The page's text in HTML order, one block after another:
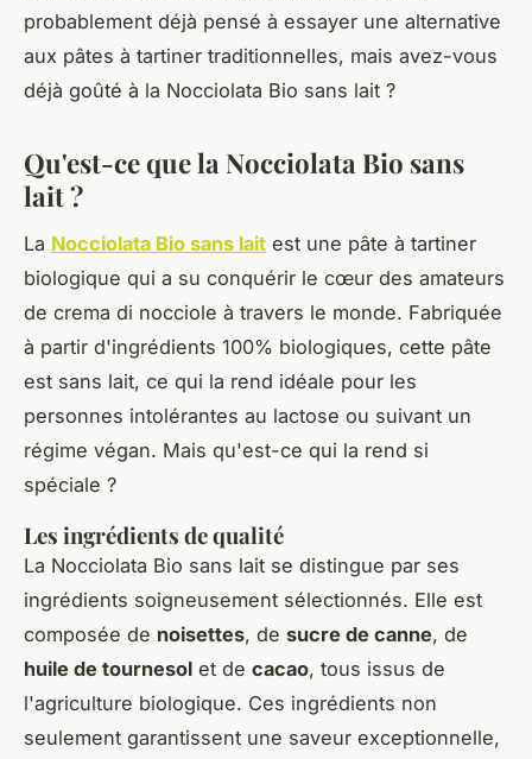
probablement déjà pensé à essayer une alternative
aux pâtes à tartiner traditionnelles, mais avez-vous
déjà goûté à la Nocciolata Bio sans lait ?
Qu'est-ce que la Nocciolata Bio sans
lait ?
La Nocciolata Bio sans lait est une pâte à tartiner
biologique qui a su conquérir le cœur des amateurs
de crema di nocciole à travers le monde. Fabriquée
à partir d'ingrédients 100% biologiques, cette pâte
est sans lait, ce qui la rend idéale pour les
personnes intolérantes au lactose ou suivant un
régime végan. Mais qu'est-ce qui la rend si
spéciale ?
Les ingrédients de qualité
La Nocciolata Bio sans lait se distingue par ses
ingrédients soigneusement sélectionnés. Elle est
composée de noisettes, de sucre de canne, de
huile de tournesol et de cacao, tous issus de
l'agriculture biologique. Ces ingrédients non
seulement garantissent une saveur exceptionnelle,